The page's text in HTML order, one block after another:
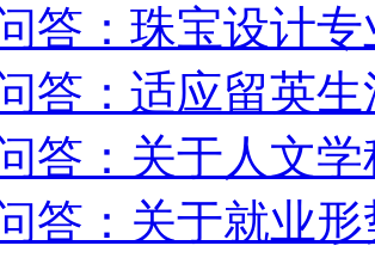
答：珠宝设计专
答：适应留英生
答：关于人文
答：关于就业形